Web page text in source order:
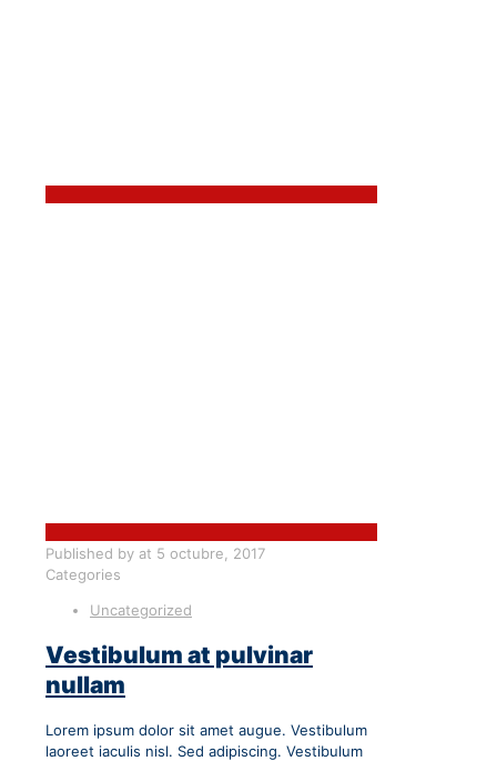
Published by at 5 octubre, 2017
Categories
Uncategorized
Vestibulum at pulvinar
nullam
Lorem ipsum dolor sit amet augue. Vestibulum
laoreet iaculis nisl. Sed adipiscing. Vestibulum